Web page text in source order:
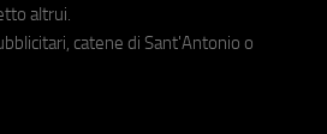
altrui.
catene di Sant'Antonio o